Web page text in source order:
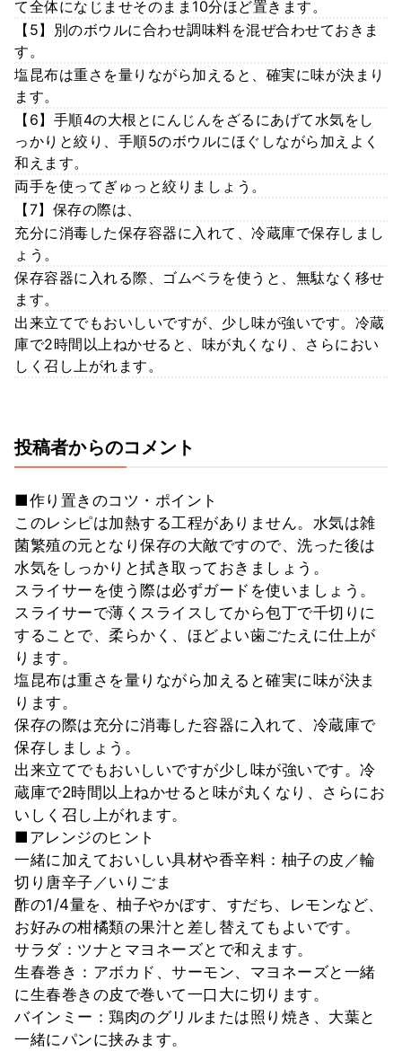
て全体になじませそのまま10分ほど置きます。
【5】別のボウルに合わせ調味料を混ぜ合わせておきま
す。
塩昆布は重さを量りながら加えると、確実に味が決まり
ます。
【6】手順4の大根とにんじんをざるにあげて水気をし
っかりと絞り、手順5のボウルにほぐしながら加えよく
和えます。
両手を使ってぎゅっと絞りましょう。
【7】保存の際は、
充分に消毒した保存容器に入れて、冷蔵庫で保存しまし
ょう。
保存容器に入れる際、ゴムベラを使うと、無駄なく移せ
ます。
出来立てでもおいしいですが、少し味が強いです。冷蔵
庫で2時間以上ねかせると、味が丸くなり、さらにおい
しく召し上がれます。
投稿者からのコメント
■作り置きのコツ・ポイント
このレシピは加熱する工程がありません。水気は雑
菌繁殖の元となり保存の大敵ですので、洗った後は
水気をしっかりと拭き取っておきましょう。
スライサーを使う際は必ずガードを使いましょう。
スライサーで薄くスライスしてから包丁で千切りに
することで、柔らかく、ほどよい歯ごたえに仕上が
ります。
塩昆布は重さを量りながら加えると確実に味が決ま
ります。
保存の際は充分に消毒した容器に入れて、冷蔵庫で
保存しましょう。
出来立てでもおいしいですが少し味が強いです。冷
蔵庫で2時間以上ねかせると味が丸くなり、さらにお
いしく召し上がれます。
■アレンジのヒント
一緒に加えておいしい具材や香辛料：柚子の皮／輪
切り唐辛子／いりごま
酢の1/4量を、柚子やかぼす、すだち、レモンなど、
お好みの柑橘類の果汁と差し替えてもよいです。
サラダ：ツナとマヨネーズとで和えます。
生春巻き：アボカド、サーモン、マヨネーズと一緒
に生春巻きの皮で巻いて一口大に切ります。
バインミー：鶏肉のグリルまたは照り焼き、大葉と
一緒にパンに挟みます。